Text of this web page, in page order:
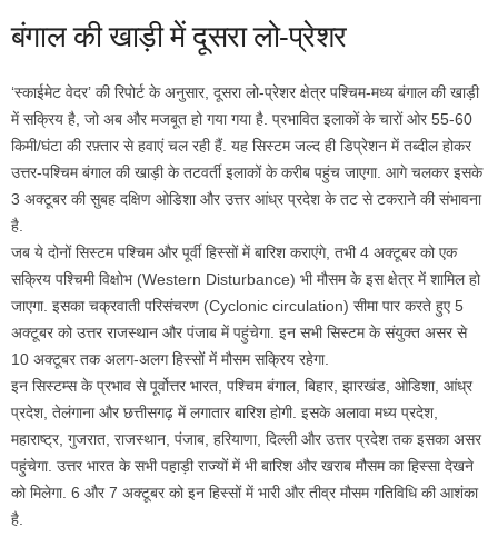
बंगाल की खाड़ी में दूसरा लो-प्रेशर
‘स्‍काईमेट वेदर’ की रिपोर्ट के अनुसार, दूसरा लो-प्रेशर क्षेत्र पश्चिम-मध्य बंगाल की खाड़ी
में सक्रिय है, जो अब और मजबूत हो गया गया है. प्रभावित इलाकों के चारों ओर 55-60
किमी/घंटा की रफ़्तार से हवाएं चल रही हैं. यह सिस्टम जल्द ही डिप्रेशन में तब्दील होकर
उत्तर-पश्चिम बंगाल की खाड़ी के तटवर्ती इलाकों के करीब पहुंच जाएगा. आगे चलकर इसके
3 अक्टूबर की सुबह दक्षिण ओडिशा और उत्तर आंध्र प्रदेश के तट से टकराने की संभावना
है.
जब ये दोनों सिस्टम पश्चिम और पूर्वी हिस्सों में बारिश कराएंगे, तभी 4 अक्टूबर को एक
सक्रिय पश्चिमी विक्षोभ (Western Disturbance) भी मौसम के इस क्षेत्र में शामिल हो
जाएगा. इसका चक्रवाती परिसंचरण (Cyclonic circulation) सीमा पार करते हुए 5
अक्टूबर को उत्तर राजस्थान और पंजाब में पहुंचेगा. इन सभी सिस्टम के संयुक्त असर से
10 अक्टूबर तक अलग-अलग हिस्सों में मौसम सक्रिय रहेगा.
इन सिस्टम्स के प्रभाव से पूर्वोत्तर भारत, पश्चिम बंगाल, बिहार, झारखंड, ओडिशा, आंध्र
प्रदेश, तेलंगाना और छत्तीसगढ़ में लगातार बारिश होगी. इसके अलावा मध्य प्रदेश,
महाराष्ट्र, गुजरात, राजस्थान, पंजाब, हरियाणा, दिल्ली और उत्तर प्रदेश तक इसका असर
पहुंचेगा. उत्तर भारत के सभी पहाड़ी राज्यों में भी बारिश और खराब मौसम का हिस्सा देखने
को मिलेगा. 6 और 7 अक्टूबर को इन हिस्सों में भारी और तीव्र मौसम गतिविधि की आशंका
है.